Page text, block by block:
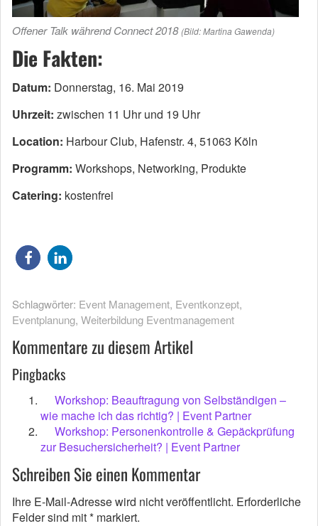
Offener Talk während Connect 2018 (Bild: Martina Gawenda)
Die Fakten:
Datum: Donnerstag, 16. Mai 2019
Uhrzeit: zwischen 11 Uhr und 19 Uhr
Location: Harbour Club, Hafenstr. 4, 51063 Köln
Programm: Workshops, Networking, Produkte
Catering: kostenfrei
Schlagwörter: Event Management, Eventkonzept,
Eventplanung, Weiterbildung Eventmanagement
Kommentare zu diesem Artikel
Pingbacks
Workshop: Beauftragung von Selbständigen –
wie mache ich das richtig? | Event Partner
Workshop: Personenkontrolle & Gepäckprüfung
zur Besuchersicherheit? | Event Partner
Schreiben Sie einen Kommentar
Ihre E-Mail-Adresse wird nicht veröffentlicht. Erforderliche
Felder sind mit* markiert.